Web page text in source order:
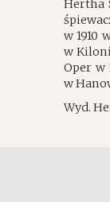
Hertha
w 1910
w
Oper w
w
Wyd.